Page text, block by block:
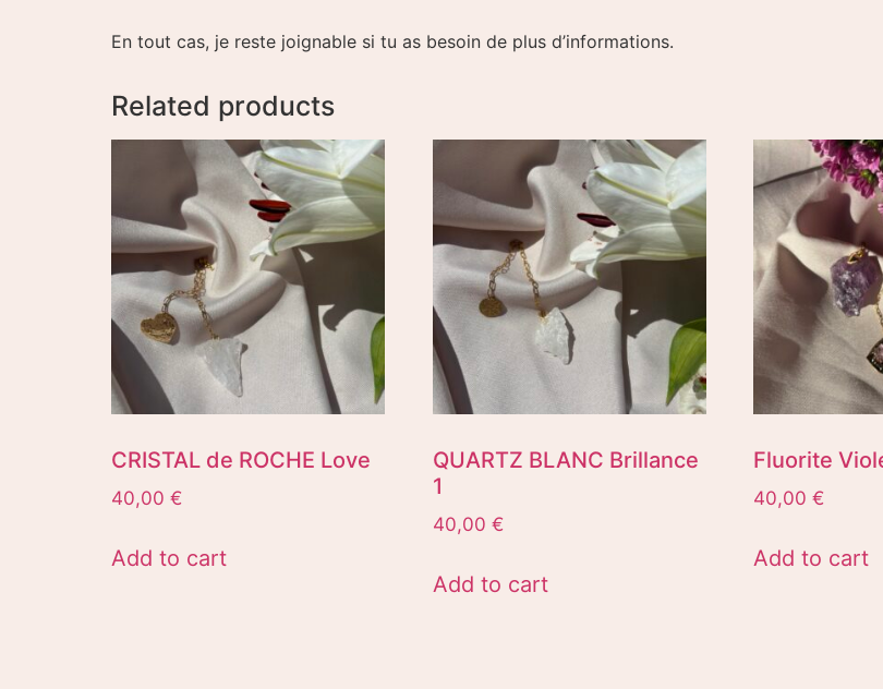
En tout cas, je reste joignable si tu as besoin de plus d’informations.
Related products
CRISTAL de ROCHE Love
40,00 €
Add to cart
QUARTZ BLANC Brillance
1
40,00 €
Add to cart
Fluorite
40,00€
Add to cart